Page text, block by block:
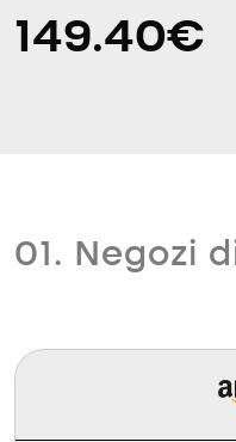
149.40€
01. Negozi